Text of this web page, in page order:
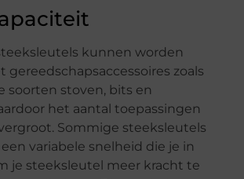
kunnen worden
zoals
soorten stoven, bits en
het aantal toepassingen
Sommige steeksleutels
variabele snelheid die je in
je steeksleutel meer kracht te